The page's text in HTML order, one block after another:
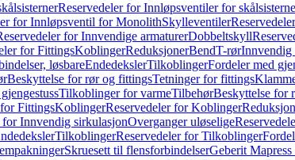
Reservedeler for Innløpsventiler for
for Innløpsventil for MonolithSkylleventiler
for Innvendige armaturerDobbeltskyll
for FittingsKoblingerReduksjonerBendT-rørInnvendig
løsbareEndedekslerTilkoblingerFordeler med
Beskyttelse for rør og fittingsTetninger for fittings
Tilkoblinger for varmeTilbehørBeskyttelse for
FittingsKoblingerReservedeler for Koblinger
for Innvendig sirkulasjonOverganger uløselige
TilkoblingerReservedeler for Tilkoblinger
Skruesett til flensforbindelserGeberit Mapress